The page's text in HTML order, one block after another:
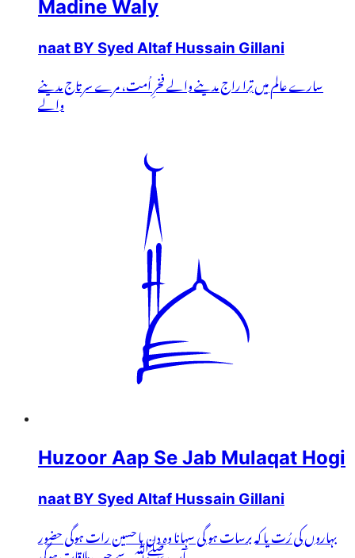
Madine Waly
naat BY Syed Altaf Hussain Gillani
سارے عالم میں تِرا راج مدینے والے فخرِ اُمت، مرے سرتاج مدینے
والے
Huzoor Aap Se Jab Mulaqat Hogi
naat BY Syed Altaf Hussain Gillani
بہاروں کی رُت یا کہ برسات ہو گی سہانا وہ دن یا حسین رات ہوگی حضور